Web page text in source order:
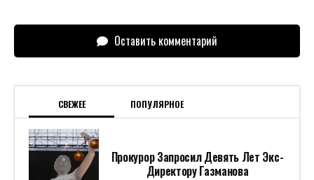
Оставить комментарий
СВЕЖЕЕ ПОПУЛЯРНОЕ
Прокурор Запросил Девять Лет Экс-
Директору Газманова